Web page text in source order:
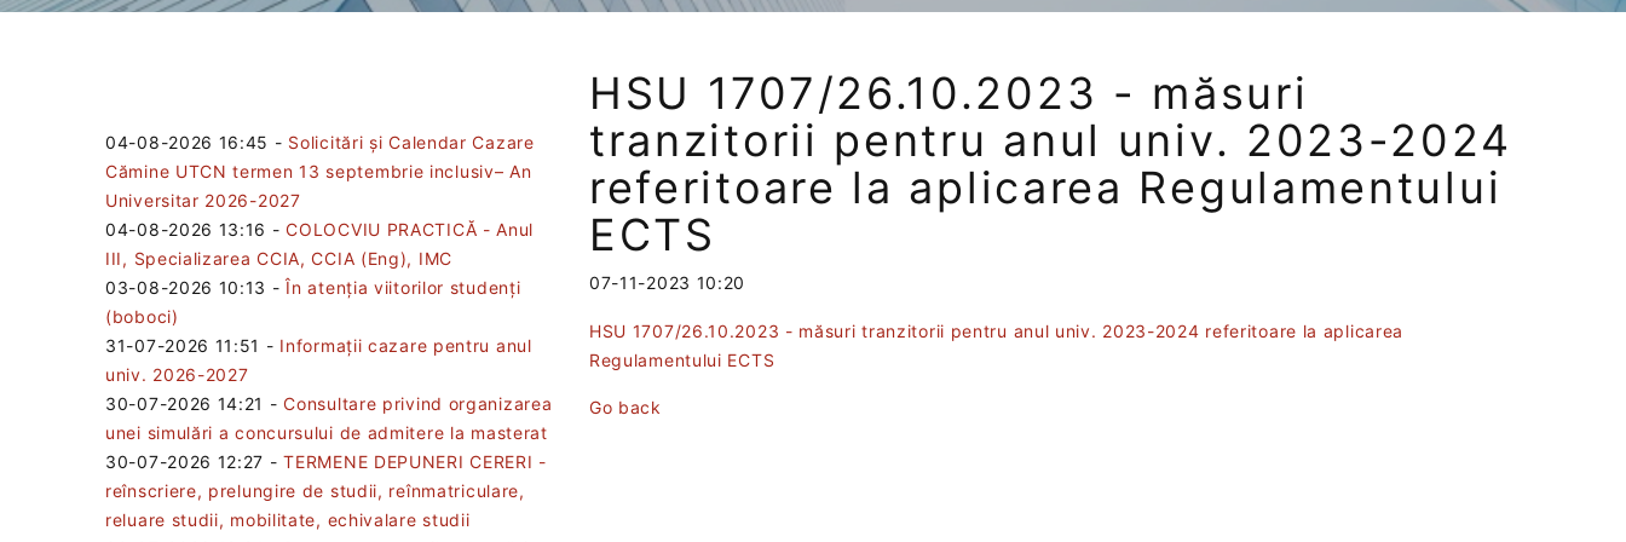
04-08-2026 16:45 - Solicitări și Calendar Cazare
Cămine UTCN termen 13 septembrie inclusiv– An
Universitar 2026-2027
04-08-2026 13:16 -COLOCVIU PRACTICĂ - Anul
III, Specializarea CCIA, CCIA (Eng), IMC
03-08-2026 10:13 -În atenția viitorilor studenți
(boboci)
31-07-2026 11:51 - Informații cazare pentru anul
univ. 2026-2027
30-07-2026 14:21 -Consultare privind organizarea
unei simulări a concursului de admitere la masterat
30-07-2026 12:27 -TERMENE DEPUNERI CERERI -
reînscriere, prelungire de studii, reînmatriculare,
reluare studii, mobilitate, echivalare studii
HSU 1707/26.10.2023 - măsuri
tranzitorii pentru anul univ. 2023-2024
referitoare la aplicarea Regulamentului
ECTS
07-11-2023 10:20
HSU 1707/26.10.2023 - măsuri tranzitorii pentru anul univ. 2023-2024 referitoare la aplicarea
Regulamentului ECTS
Go back